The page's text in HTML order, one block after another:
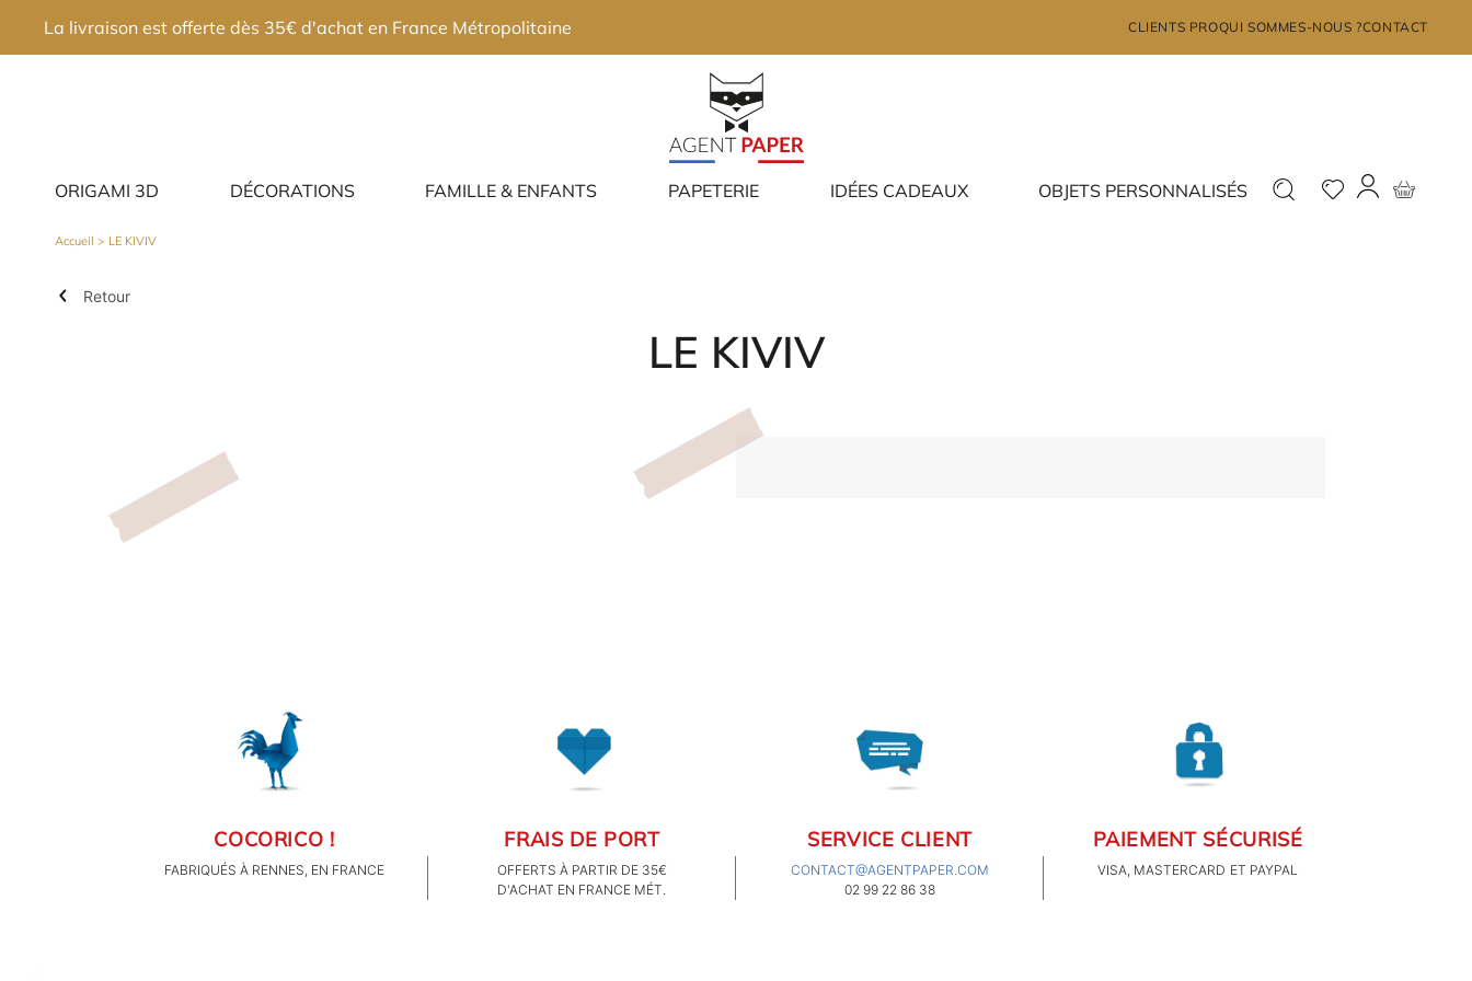
ORIGAMI 3D DÉCORATIONS FAMILLE & ENFANTS PAPETERIE IDÉES CADEAUX OBJETS PERSONNALISÉS
La livraison est offerte dès 35€ d'achat en France Métropolitaine CLIENTS PROQUI SOMMES-NOUS ?CONTACT
Accueil > LE KIVIV
Retour
LE KIVIV
×
Déjà inscrit ? Nouveau ?
×
OBJETS PERSONNALISÉS
COCORICO !
FABRIQUÉS À RENNES, EN FRANCE
FRAIS DE PORT
OFFERTS À PARTIR DE 35€
D'ACHAT EN FRANCE MÉT.
SERVICE CLIENT
CONTACT@AGENTPAPER.COM
02 99 22 86 38
PAIEMENT SÉCURISÉ
VISA, MASTERCARD ET PAYPAL